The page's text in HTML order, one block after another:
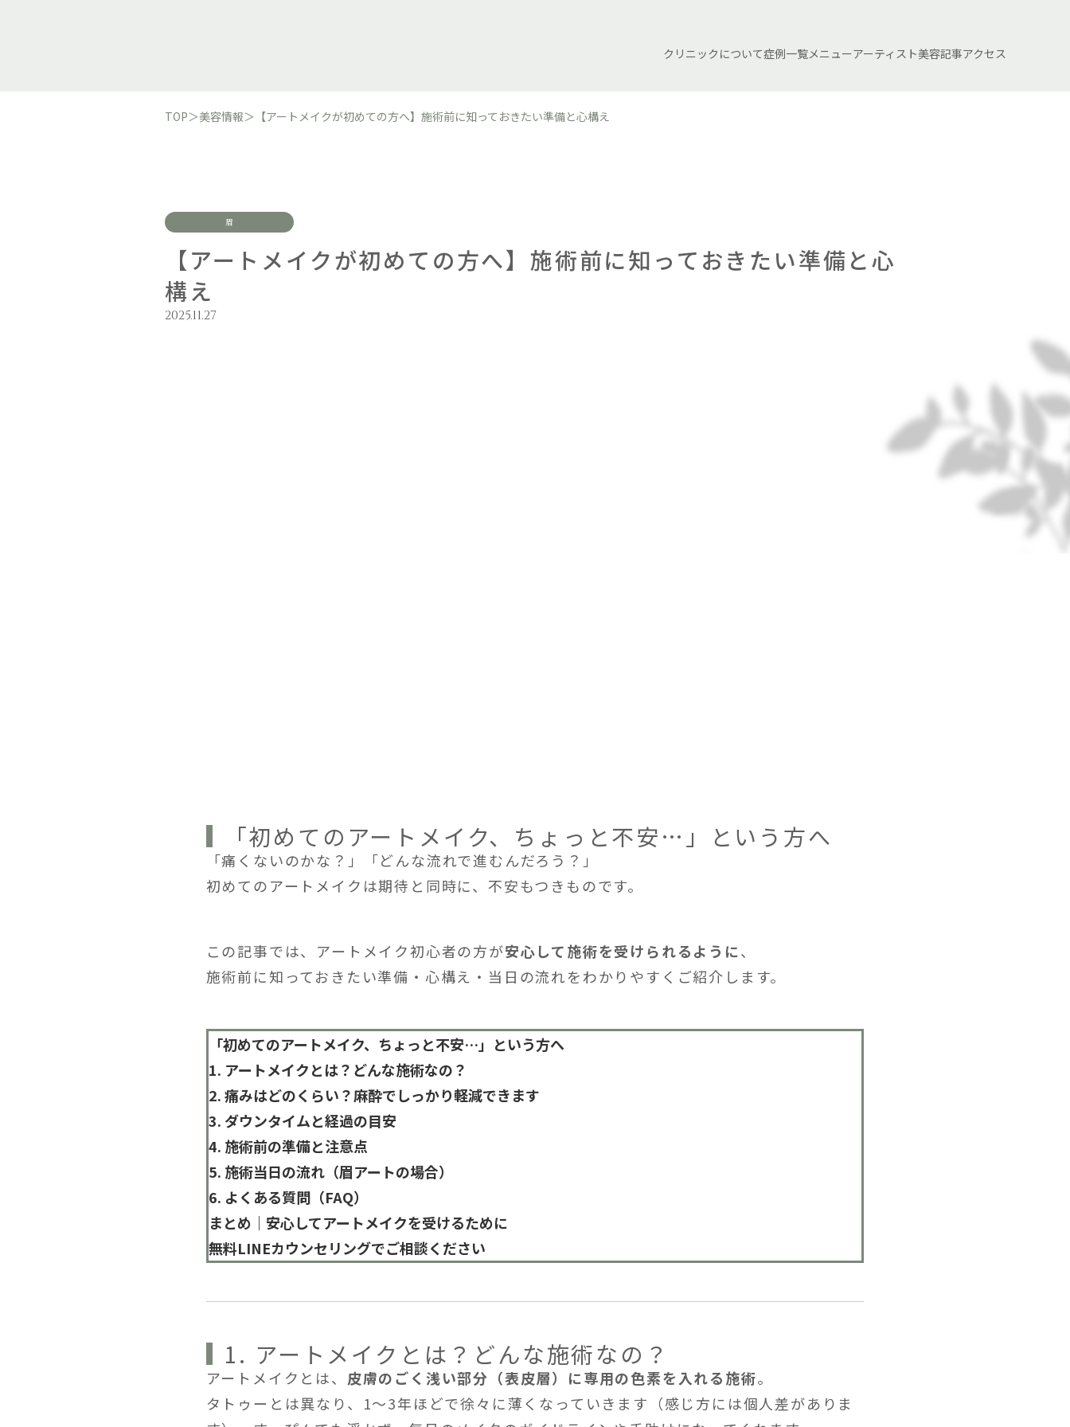
クリニックについて症例一覧メニューアーティスト美容記事アクセス
TOP＞美容情報＞ 【アートメイクが初めての方へ】施術前に知っておきたい準備と心構え
眉
【アートメイクが初めての方へ】施術前に知っておきたい準備と心
構え
2025.11.27
「初めてのアートメイク、ちょっと不安…」という方へ
「痛くないのかな？」「どんな流れで進むんだろう？」
初めてのアートメイクは期待と同時に、不安もつきものです。
この記事では、アートメイク初心者の方が安心して施術を受けられるように、
施術前に知っておきたい準備・心構え・当日の流れをわかりやすくご紹介します。
「初めてのアートメイク、ちょっと不安…」という方へ
1. アートメイクとは？どんな施術なの？
2. 痛みはどのくらい？麻酔でしっかり軽減できます
3. ダウンタイムと経過の目安
4. 施術前の準備と注意点
5. 施術当日の流れ（眉アートの場合）
6. よくある質問（FAQ）
まとめ｜安心してアートメイクを受けるために
無料LINEカウンセリングでご相談ください
1. アートメイクとは？どんな施術なの？
アートメイクとは、 皮膚のごく浅い部分（表皮層）に専用の色素を入れる施術。
タトゥーとは異なり、1〜3年ほどで徐々に薄くなっていきます（感じ方には個人差がありま